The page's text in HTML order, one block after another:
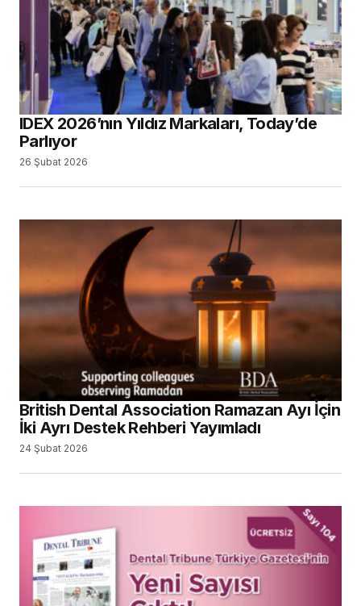
IDEX 2026’nın Yıldız Markaları, Today’de
Parlıyor
26 Şubat 2026
British Dental Association Ramazan Ayı İçin
İki Ayrı Destek Rehberi Yayımladı
24 Şubat 2026